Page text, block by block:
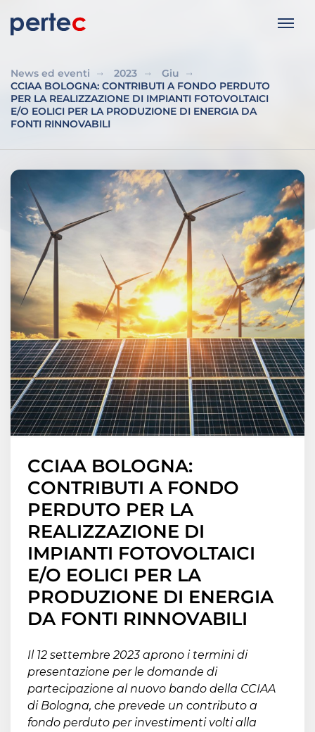
News ed eventi 2023
Giu
CCIAA BOLOGNA: CONTRIBUTI A FONDO PERDUTO
PER LA REALIZZAZIONE DI IMPIANTI FOTOVOLTAICI
E/O EOLICI PER LA PRODUZIONE DI ENERGIA DA
FONTI RINNOVABILI
CCIAA BOLOGNA:
CONTRIBUTI A FONDO
PERDUTO PER LA
REALIZZAZIONE DI
IMPIANTI FOTOVOLTAICI
E/O EOLICI PER LA
PRODUZIONE DI ENERGIA
DA FONTI RINNOVABILI
Il 12 settembre 2023 aprono i termini di
presentazione per le domande di
partecipazione al nuovo bando della CCIAA
di Bologna, che prevede un contributo a
fondo perduto per investimenti volti alla